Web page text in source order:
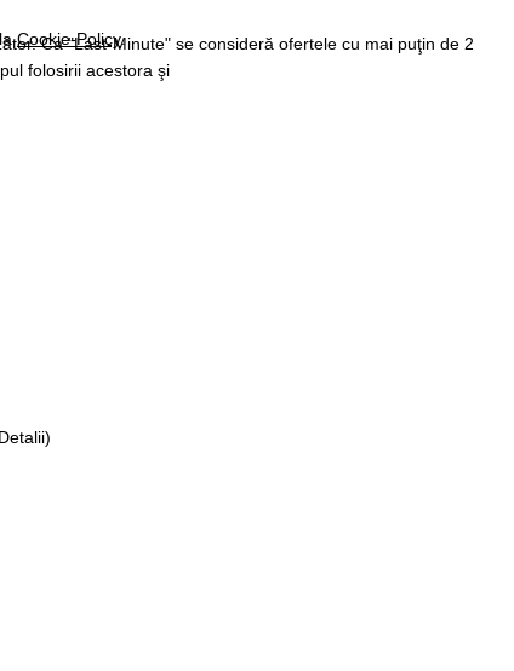
laCookie-Policy.
folosirii acestora şi
Ca "Last-Minute" se consideră ofertele cu mai puţin de 2